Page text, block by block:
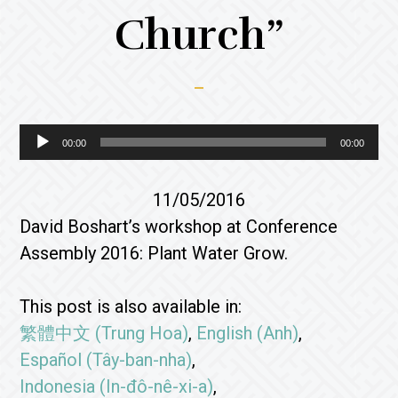
Church”
Audio
Player
00:00 00:00
11/05/2016
David Boshart’s workshop at Conference
Assembly 2016: Plant Water Grow.
This post is also available in:
繁體中文 (Trung Hoa) English (Anh)
Español (Tây-ban-nha)
Indonesia (In-đô-nê-xi-a)